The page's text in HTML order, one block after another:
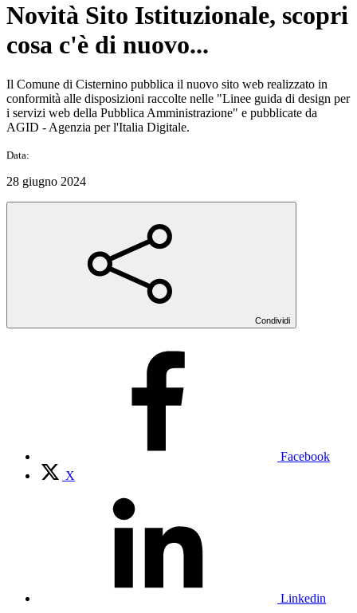
Novità Sito Istituzionale, scopri
cosa c'è di nuovo...
Il Comune di Cisternino pubblica il nuovo sito web realizzato in
conformità alle disposizioni raccolte nelle "Linee guida di design per
i servizi web della Pubblica Amministrazione" e pubblicate da
AGID - Agenzia per l'Italia Digitale.
Data:
28 giugno 2024
Condividi
Facebook
X
Linkedin